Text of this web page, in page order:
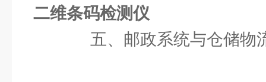
二维条码检测仪
五、邮政系统与仓储物